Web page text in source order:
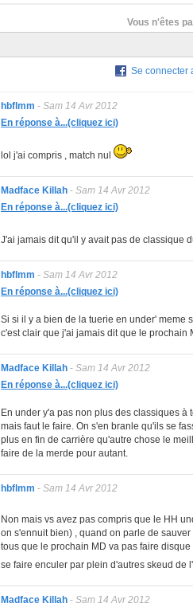
Vous n'êtes
Se connecter
hbflmm - Sam 14 Avr 2012
En réponse à...(cliquez ici)
lol j'ai compris , match nul
Madface Killah - Sam 14 Avr 2012
En réponse à...(cliquez ici)
J'ai jamais dit qu'il y avait pas de classique
hbflmm - Sam 14 Avr 2012
En réponse à...(cliquez ici)
Si si il y a bien de la tuerie en under' meme
c'est clair que j'ai jamais dit que le prochain
Madface Killah - Sam 14 Avr 2012
En réponse à...(cliquez ici)
En under y'a pas non plus des classiques à
mais faut le faire. On s'en branle qu'ils se
plus en fin de carrière qu'autre chose le
faire de la merde pour autant.
hbflmm - Sam 14 Avr 2012
Non mais vs avez pas compris que le HH
on s'ennuit bien) , quand on parle de
tous que le prochain MD va pas faire
se faire enculer par plein d'autres skeud de
Madface Killah - Sam 14 Avr 2012